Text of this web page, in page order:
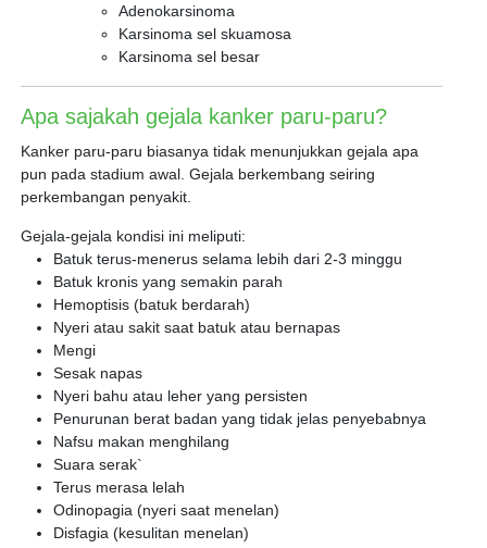
Adenokarsinoma
Karsinoma sel skuamosa
Karsinoma sel besar
Apa sajakah gejala kanker paru-paru?
Kanker paru-paru biasanya tidak menunjukkan gejala apa
pun pada stadium awal. Gejala berkembang seiring
perkembangan penyakit.
Gejala-gejala kondisi ini meliputi:
Batuk terus-menerus selama lebih dari 2-3 minggu
Batuk kronis yang semakin parah
Hemoptisis (batuk berdarah)
Nyeri atau sakit saat batuk atau bernapas
Mengi
Sesak napas
Nyeri bahu atau leher yang persisten
Penurunan berat badan yang tidak jelas penyebabnya
Nafsu makan menghilang
Suara serak`
Terus merasa lelah
Odinopagia (nyeri saat menelan)
Disfagia (kesulitan menelan)